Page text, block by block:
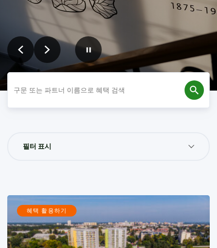
다
음
라
이
이
전
라
이
슬
라
더
켜
아
래
에
색
필터 표시
혜택 활용하기